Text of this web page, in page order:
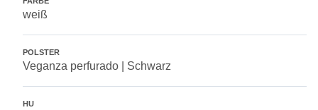
weiß
POLSTER
Veganza perfurado | Schwarz
HU